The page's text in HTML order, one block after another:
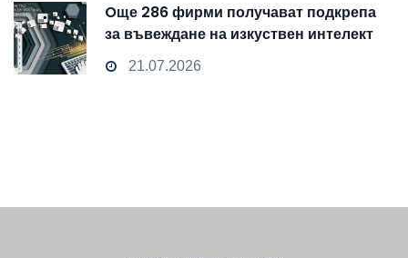
Oще 286 фирми получават подкрепа
за въвеждане на изкуствен интелект
и облачни технологии
21.07.2026